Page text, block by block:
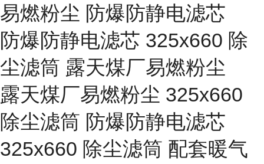
易燃粉尘 防爆防静电滤芯
防爆防静电滤芯 325x660 除
尘滤筒 露天煤厂易燃粉尘
露天煤厂易燃粉尘 325x660
除尘滤筒 防爆防静电滤芯
325x660 除尘滤筒 配套暖气